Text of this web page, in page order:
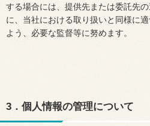
する場合には、提供先または委託先
に、当社における取り扱いと同様に
よう、必要な監督等に努めます。
3．個人情報の管理について